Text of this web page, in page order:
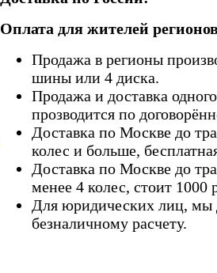
Оплата для жителей
Продажа в регионы
шины или 4 диска.
Продажа и доставка
прозводится по
Доставка по Москве до
колес и больше,
Доставка по Москве до
менее 4 колес, стоит 1000
Для юридических лиц, мы
безналичному расчету.